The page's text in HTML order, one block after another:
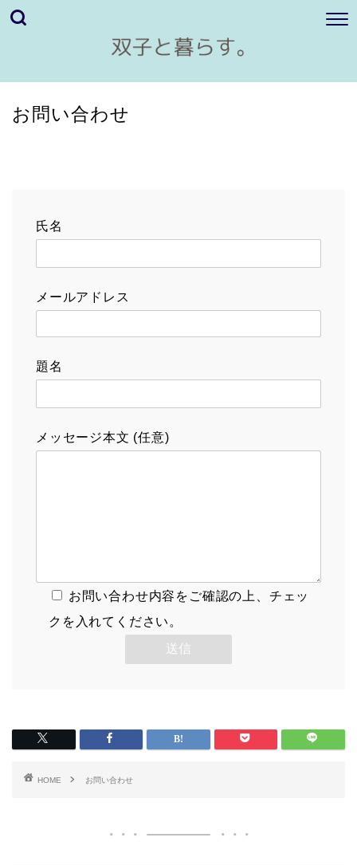
お問い合わせ
氏名
メールアドレス
題名
メッセージ本文 (任意)
お問い合わせ内容をご確認の上、チェッ
クを入れてください。
HOME お問い合わせ